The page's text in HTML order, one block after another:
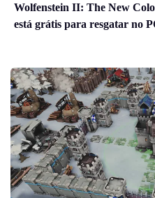
Wolfenstein II: The New
está grátis para resgatar no